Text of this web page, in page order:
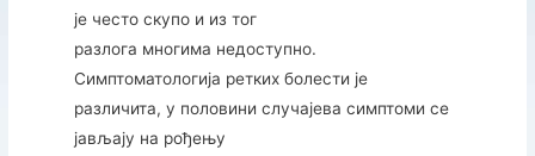
је често скупо и из тог
разлога многима недоступно.
Симптоматологија ретких болести је
различита, у половини случајева симптоми се
јављају на рођењу